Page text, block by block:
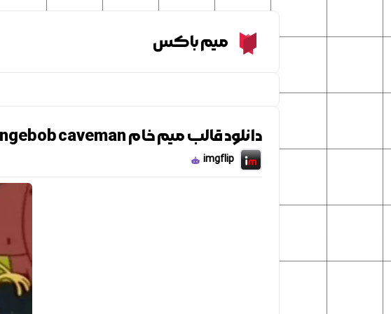
Meme Boxمیم باکس
دانلود قالب میم خام Spongebob caveman
imgflip